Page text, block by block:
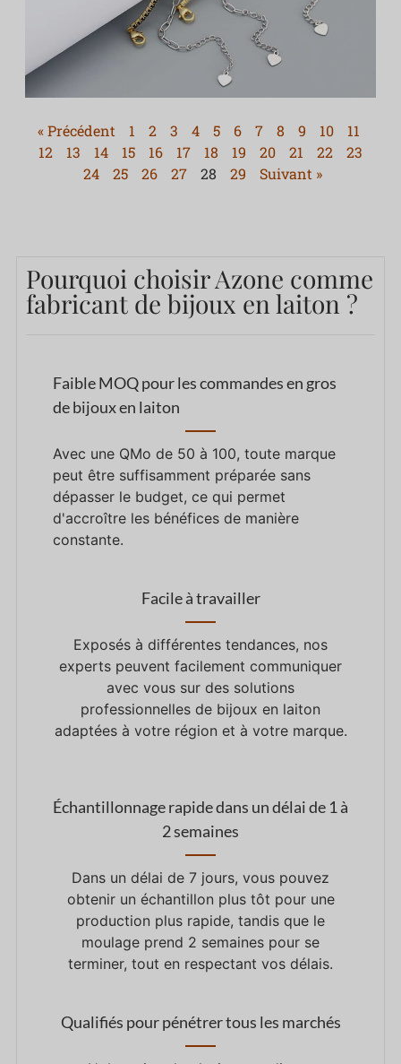
« Précédent 1 2 3 4 5 6 7 8 9 10
11
12
13 14 15 16 17 18 19 20 21 22
23
24
25 26 27 28 29 Suivant »
Pourquoi choisir Azone comme
fabricant de bijoux en laiton ?
Faible MOQ pour les commandes en gros
de bijoux en laiton
Avec une QMo de 50 à 100, toute marque
peut être suffisamment préparée sans
dépasser le budget, ce qui permet
d'accroître les bénéfices de manière
constante.
Facile à travailler
Exposés à différentes tendances, nos
experts peuvent facilement communiquer
avec vous sur des solutions
professionnelles de bijoux en laiton
adaptées à votre région et à votre marque.
Échantillonnage rapide dans un délai de 1 à
2 semaines
Dans un délai de 7 jours, vous pouvez
obtenir un échantillon plus tôt pour une
production plus rapide, tandis que le
moulage prend 2 semaines pour se
terminer, tout en respectant vos délais.
Qualifiés pour pénétrer tous les marchés